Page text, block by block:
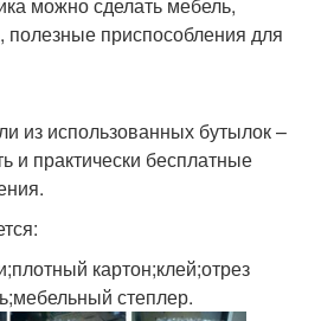
полезные приспособления для
из использованных бутылок –
и практически бесплатные
картон;клей;отрез
степлер.